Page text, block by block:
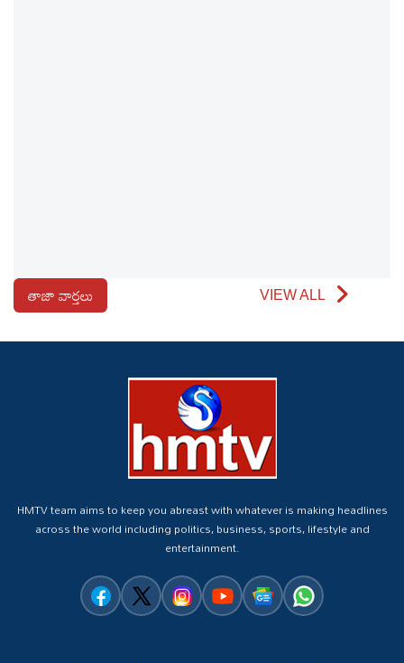
తాజా వార్తలు VIEW ALL
HMTV team aims to keep you abreast with whatever is making headlines
across the world including politics, business, sports, lifestyle and
entertainment.